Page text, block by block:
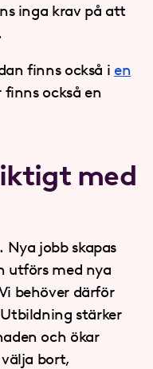
inga krav på att
finns också i en
finns också en
med
jobb skapas
utförs med nya
behöver därför
stärker
och ökar
bort,